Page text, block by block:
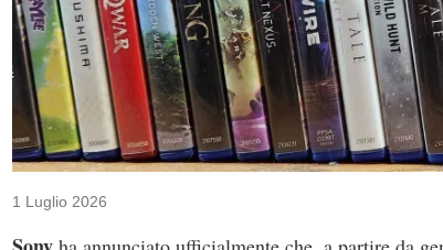
1 Luglio 2026